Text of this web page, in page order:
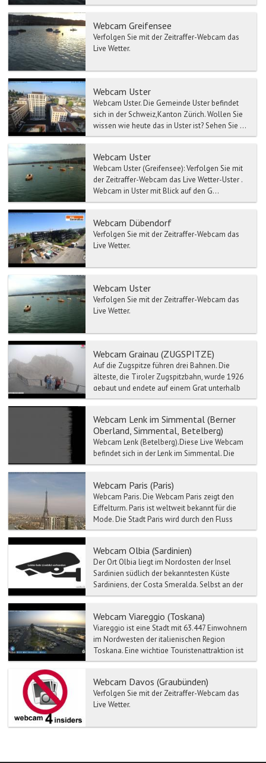
Webcam Greifensee
Verfolgen Sie mit der Zeitraffer-Webcam das
Live Wetter.
Webcam Uster
Webcam Uster. Die Gemeinde Uster befindet
sich in der Schweiz,Kanton Zürich. Wollen Sie
wissen wie heute das in Uster ist? Sehen Sie ...
Webcam Uster
Webcam Uster (Greifensee): Verfolgen Sie mit
der Zeitraffer-Webcam das Live Wetter-Uster .
Webcam in Uster mit Blick auf den G...
Webcam Dübendorf
Verfolgen Sie mit der Zeitraffer-Webcam das
Live Wetter.
Webcam Uster
Verfolgen Sie mit der Zeitraffer-Webcam das
Live Wetter.
Webcam Grainau (ZUGSPITZE)
Auf die Zugspitze führen drei Bahnen. Die
älteste, die Tiroler Zugspitzbahn, wurde 1926
gebaut und endete auf einem Grat unterhalb
des Gipfels, bev...
Webcam Lenk im Simmental (Berner
Oberland, Simmental, Betelberg)
Webcam Lenk (Betelberg).Diese Live Webcam
befindet sich in der Lenk im Simmental. Die
Lenk ist die höchst gelegene Gemeinde im
Webcam Paris (Paris)
Webcam Paris. Die Webcam Paris zeigt den
Eiffelturm. Paris ist weltweit bekannt für die
Mode. Die Stadt Paris wird durch den Fluss
Se...
Webcam Olbia (Sardinien)
Der Ort Olbia liegt im Nordosten der Insel
Sardinien südlich der bekanntesten Küste
Sardiniens, der Costa Smeralda. Selbst an der
Haupteinkaufsstra...
Webcam Viareggio (Toskana)
Viareggio ist eine Stadt mit 63.447 Einwohnern
im Nordwesten der italienischen Region
Toskana. Eine wichtige Touristenattraktion ist
der Karneval, ...
Webcam Davos (Graubünden)
Verfolgen Sie mit der Zeitraffer-Webcam das
Live Wetter.